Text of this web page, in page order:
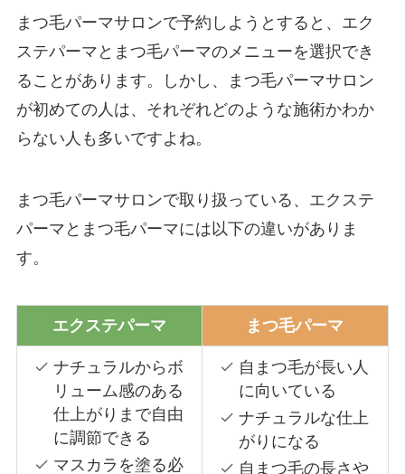
まつ毛パーマサロンで予約しようとすると、エク
ステパーマとまつ毛パーマのメニューを選択でき
ることがあります。しかし、まつ毛パーマサロン
が初めての人は、それぞれどのような施術かわか
らない人も多いですよね。
まつ毛パーマサロンで取り扱っている、エクステ
パーマとまつ毛パーマには以下の違いがありま
す。
エクステパーマ まつ毛パーマ
ナチュラルからボ
リューム感のある
仕上がりまで自由
に調節できる
マスカラを塗る必
自まつ毛が長い人
に向いている
ナチュラルな仕上
がりになる
自まつ毛の長さや